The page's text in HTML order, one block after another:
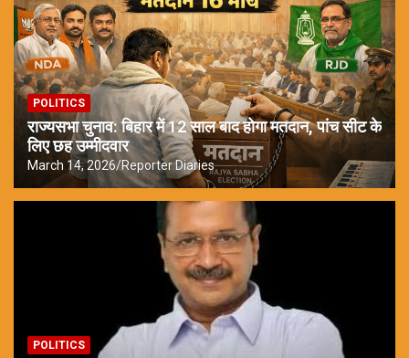
POLITICS
राज्यसभा चुनाव: बिहार में 12 साल बाद होगा मतदान, पांच सीट के
लिए छह उम्मीदवार
March 14, 2026 Reporter Diaries
POLITICS